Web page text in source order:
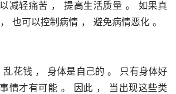
减轻痛苦 ， 提高生活质量 。 如果真
也可以控制病情 ， 避免病情恶化 。
花钱 ， 身体是自己的 。 只有身体好
情才有可能 。 因此 ， 当出现这些类